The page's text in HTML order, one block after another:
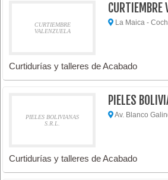
CURTIEMBRE
VALENZUELA
CURTIEMBRE
La Maica -
Curtidurías y talleres de Acabado
PIELES BOLIVIANAS
S.R.L.
PIELES
Av. Blanco
Curtidurías y talleres de Acabado